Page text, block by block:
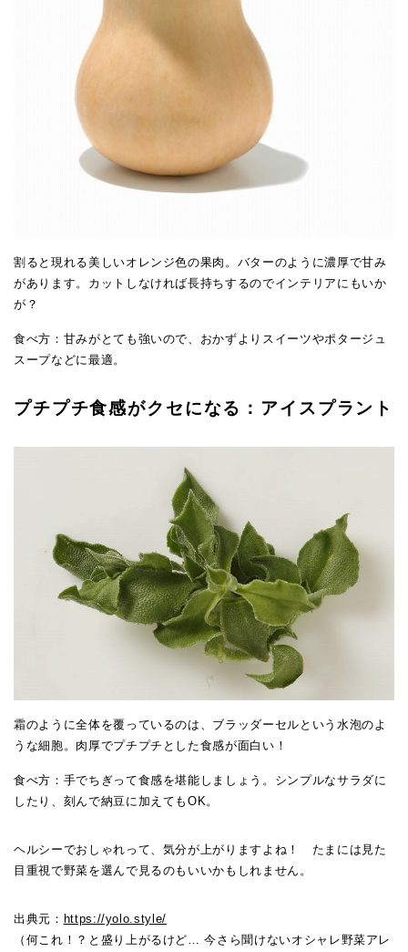
割ると現れる美しいオレンジ色の果肉。バターのように濃厚で甘み
があります。カットしなければ長持ちするのでインテリアにもいか
が？
食べ方：甘みがとても強いので、おかずよりスイーツやポタージュ
スープなどに最適。
プチプチ食感がクセになる：アイスプラント
霜のように全体を覆っているのは、ブラッダーセルという水泡のよ
うな細胞。肉厚でプチプチとした食感が面白い！
食べ方：手でちぎって食感を堪能しましょう。シンプルなサラダに
したり、刻んで納豆に加えてもOK。
ヘルシーでおしゃれって、気分が上がりますよね！ たまには見た
目重視で野菜を選んで見るのもいいかもしれません。
出典元： https://yolo.style/
（何これ！？と盛り上がるけど… 今さら聞けないオシャレ野菜アレ